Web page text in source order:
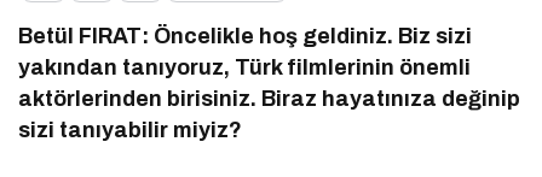
Betül FIRAT: Öncelikle hoş geldiniz. Biz sizi
yakından tanıyoruz, Türk filmlerinin önemli
aktörlerinden birisiniz. Biraz hayatınıza değinip
sizi tanıyabilir miyiz?